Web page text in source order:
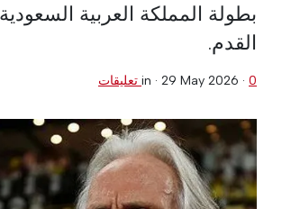
بطولة المملكة العربية
القدم.
in · 29 May 2026 · 0 تعليقات